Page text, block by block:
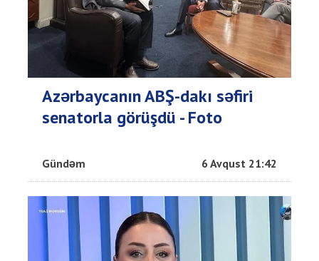
Azərbaycanın ABŞ-dakı səfiri
senatorla görüşdü - Foto
Gündəm 6 Avqust 21:42